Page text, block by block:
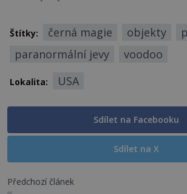
Štítky: černá magie objekty
paranormální jevy
voodoo
Lokalita: USA
Sdílet na Facebooku
Sdílet na X
Předchozí článek